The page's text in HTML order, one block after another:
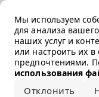
Мы используем
для анализа
наших услуг и
или настроить их в
предпочтениями.
использования
Отклонить
Error